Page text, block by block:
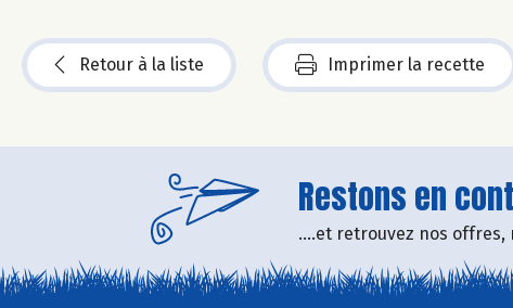
Retour à la liste Imprimer la recette
Restons en
....et retrouvez nos offres,